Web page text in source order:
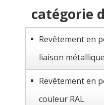
catégorie
Revêtement en
liaison métallique
Revêtement en
couleur RAL